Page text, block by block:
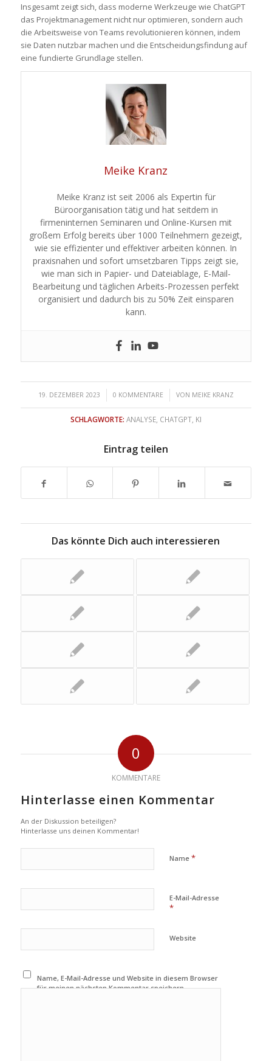
Insgesamt zeigt sich, dass moderne Werkzeuge wie ChatGPT
das Projektmanagement nicht nur optimieren, sondern auch
die Arbeitsweise von Teams revolutionieren können, indem
sie Daten nutzbar machen und die Entscheidungsfindung auf
eine fundierte Grundlage stellen.
Meike Kranz
Meike Kranz ist seit 2006 als Expertin für
Büroorganisation tätig und hat seitdem in
firmeninternen Seminaren und Online-Kursen mit
großem Erfolg bereits über 1000 Teilnehmern gezeigt,
wie sie effizienter und effektiver arbeiten können. In
praxisnahen und sofort umsetzbaren Tipps zeigt sie,
wie man sich in Papier- und Dateiablage, E-Mail-
Bearbeitung und täglichen Arbeits-Prozessen perfekt
organisiert und dadurch bis zu 50% Zeit einsparen
kann.
19. DEZEMBER 2023
/ 0 KOMMENTARE
/ VON MEIKE KRANZ
SCHLAGWORTE: ANALYSE, CHATGPT, KI
Eintrag teilen
Das könnte Dich auch interessieren
0
KOMMENTARE
Hinterlasse einen Kommentar
An der Diskussion beteiligen?
Hinterlasse uns deinen Kommentar!
Name *
E-Mail-Adresse
*
Website
Name, E-Mail-Adresse und Website in diesem Browser
für meinen nächsten Kommentar speichern.